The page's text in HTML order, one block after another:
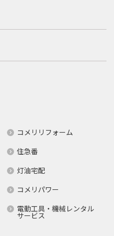
コメリリフォーム
住急番
灯油宅配
コメリパワー
電動工具・機械レンタル
サービス